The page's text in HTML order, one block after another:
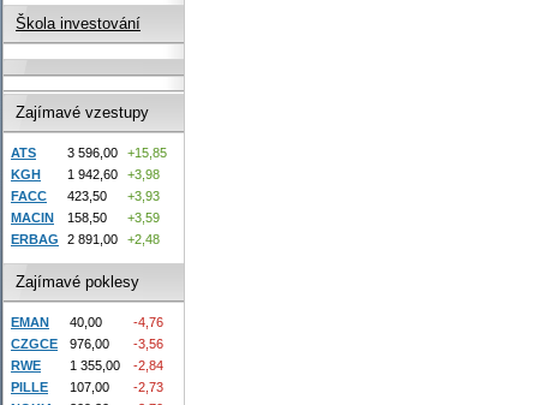
Škola investování
Zajímavé vzestupy
ATS 3 596,00
+15,85
KGH
1 942,60
+3,98
FACC
423,50
+3,93
MACIN
158,50
+3,59
ERBAG
2 891,00 +2,48
Zajímavé poklesy
EMAN 40,00
-4,76
CZGCE
976,00
-3,56
RWE
1 355,00
-2,84
PILLE
107,00
-2,73